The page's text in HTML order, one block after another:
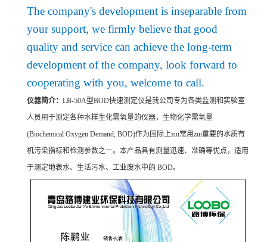
The company's development is inseparable from
your support, we firmly believe that good
quality and service can achieve the long-term
development of the company, look forward to
cooperating with you, welcome to call.
仪器简介： LB-50A型BOD快速测定仪是我公司专为各类监测和实验室
人员用于测定各种水样生化需氧量的仪器，生物化学需氧量
(Biochemical Oxygen Demand, BOD)作为国际上zui常用zui重要的水质有
机污染指标和检测参数之一。本产品具有测量迅速、准确等优点，适用
于测定地表水、生活污水、工业废水中的 BOD。